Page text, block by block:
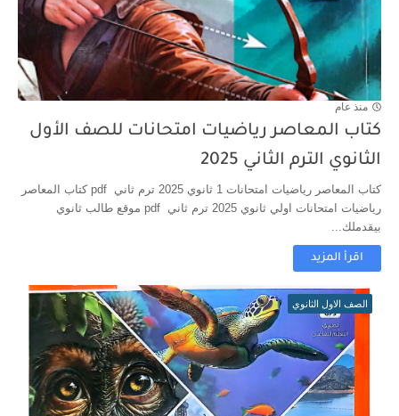
ملخص المنهج محمود مجدي مراجعة نهائية فيزياء للصف الثالث الثانوي...
منذ عام
كتاب المعاصر رياضيات امتحانات للصف الأول
الثانوي الترم الثاني 2025
كتاب المعاصر رياضيات امتحانات 1 ثانوي 2025 ترم ثاني pdf كتاب المعاصر
رياضيات امتحانات اولي ثانوي 2025 ترم ثاني pdf موقع طالب ثانوي
بيقدملك...
اقرأ المزيد
الصف الاول الثانوي